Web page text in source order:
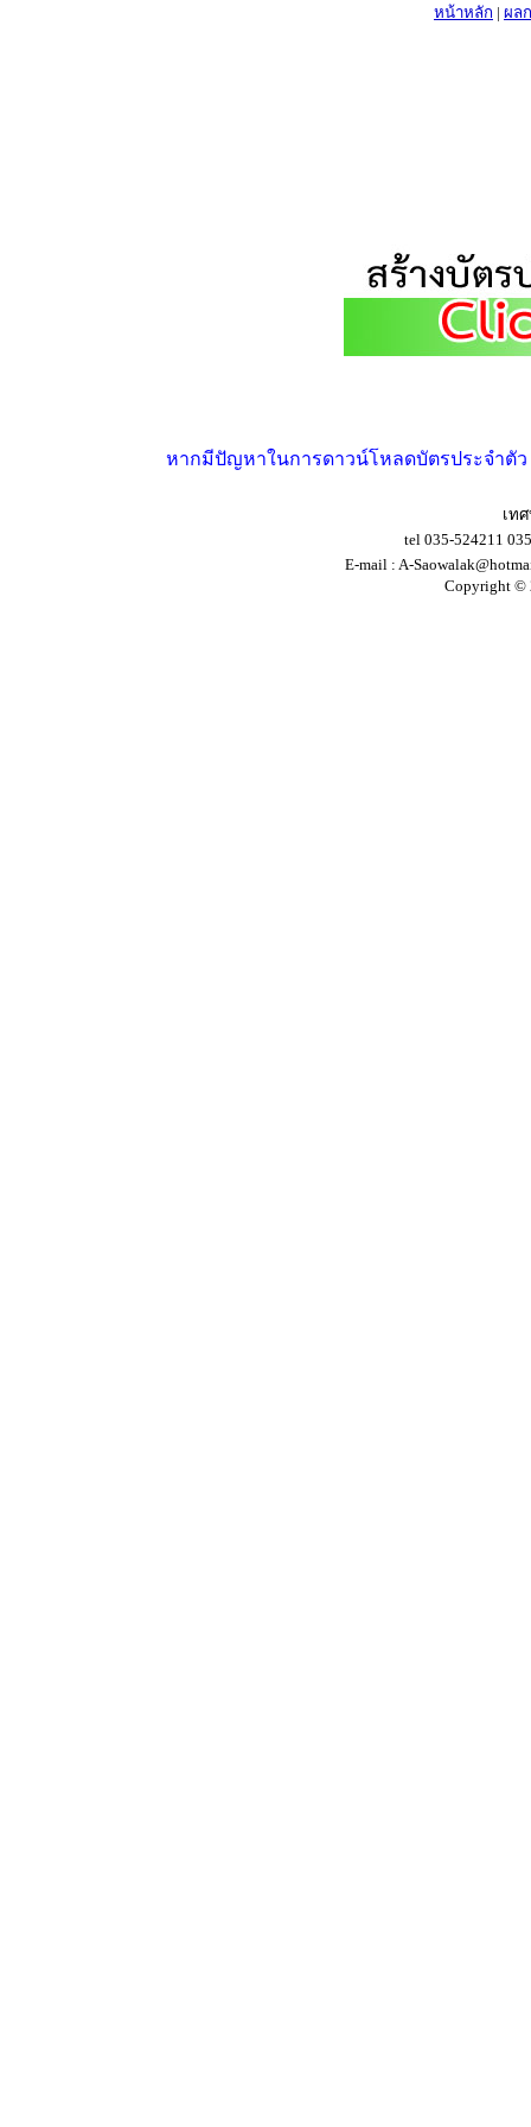
หน้าหลัก | ผล
หากมีปัญหาในการดาวน์โหลดบัตรประจำตัว
เท
tel 035-524211
E-mail : A-
Copyright ©